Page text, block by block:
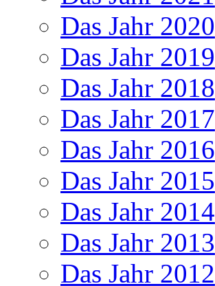
Das Jahr 2020
Das Jahr 2019
Das Jahr 2018
Das Jahr 2017
Das Jahr 2016
Das Jahr 2015
Das Jahr 2014
Das Jahr 2013
Das Jahr 2012